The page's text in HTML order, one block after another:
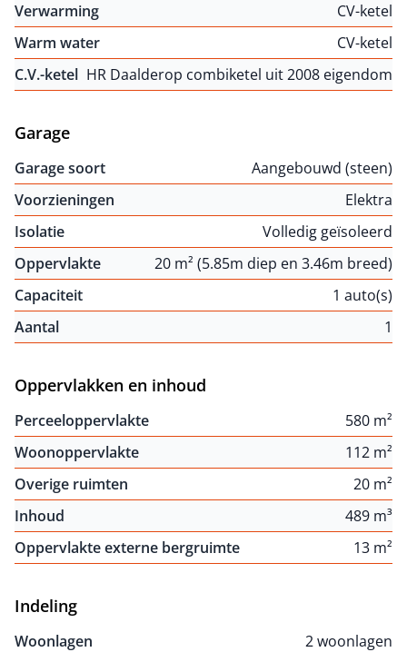
Verwarming
CV-ketel
Warm water
CV-ketel
C.V.-ketel HR Daalderop combiketel uit 2008 eigendom
Garage
Garage soort
Aangebouwd (steen)
Voorzieningen
Elektra
Isolatie
Volledig geïsoleerd
Oppervlakte
20 m² (5.85m diep en 3.46m breed)
Capaciteit
1 auto(s)
Aantal
1
Oppervlakken en inhoud
Perceeloppervlakte
580 m²
Woonoppervlakte
112 m²
Overige ruimten
20 m²
Inhoud
489 m³
Oppervlakte externe bergruimte
13 m²
Indeling
Woonlagen
2 woonlagen